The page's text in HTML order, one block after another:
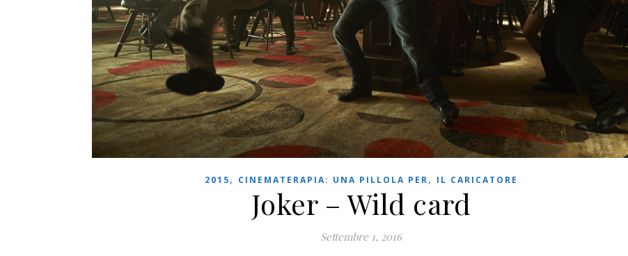
2015, CINEMATERAPIA: UNA PILLOLA PER, IL CARICATORE
Joker – Wild card
Settembre 1, 2016